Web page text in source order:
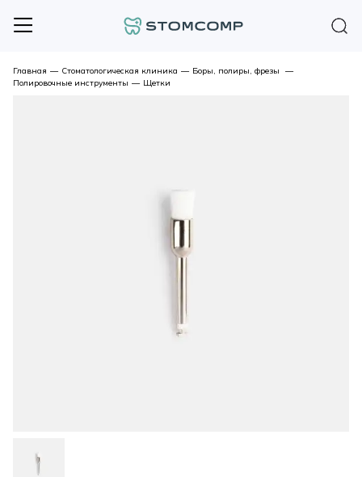
Главная — Стоматологическая клиника — Боры, полиры, фрезы
—
Полировочные инструменты — Щетки